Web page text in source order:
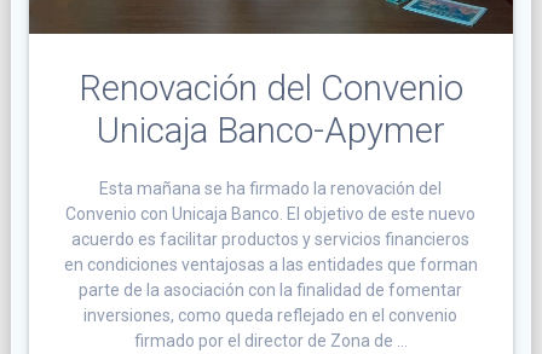
Renovación del Convenio
Unicaja Banco-Apymer
Esta mañana se ha firmado la renovación del
Convenio con Unicaja Banco. El objetivo de este nuevo
acuerdo es facilitar productos y servicios financieros
en condiciones ventajosas a las entidades que forman
parte de la asociación con la finalidad de fomentar
inversiones, como queda reflejado en el convenio
firmado por el director de Zona de …